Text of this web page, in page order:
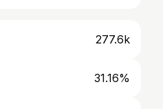
277.6k
31.16%